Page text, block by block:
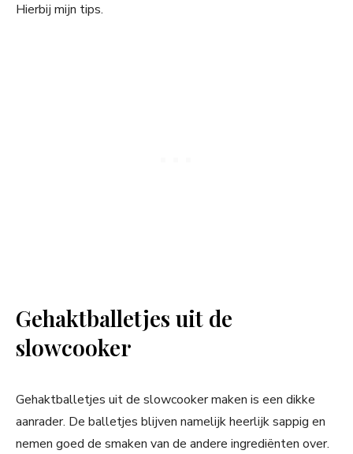
Hierbij mijn tips.
Gehaktballetjes uit de
slowcooker
Gehaktballetjes uit de slowcooker maken is een dikke
aanrader. De balletjes blijven namelijk heerlijk sappig en
nemen goed de smaken van de andere ingrediënten over.